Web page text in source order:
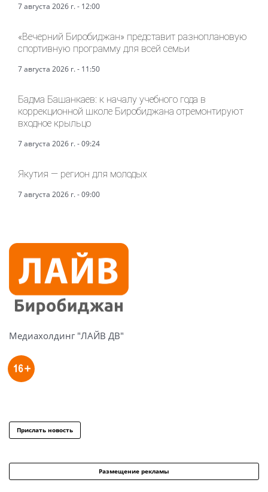
7 августа 2026 г. - 12:00
«Вечерний Биробиджан» представит разноплановую
спортивную программу для всей семьи
7 августа 2026 г. - 11:50
Бадма Башанкаев: к началу учебного года в
коррекционной школе Биробиджана отремонтируют
входное крыльцо
7 августа 2026 г. - 09:24
Якутия — регион для молодых
7 августа 2026 г. - 09:00
Медиахолдинг "ЛАЙВ ДВ"
Прислать новость
Размещение рекламы